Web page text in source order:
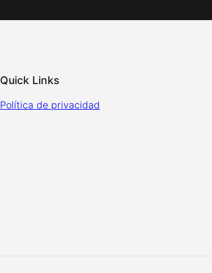
Quick Links
Política de privacidad